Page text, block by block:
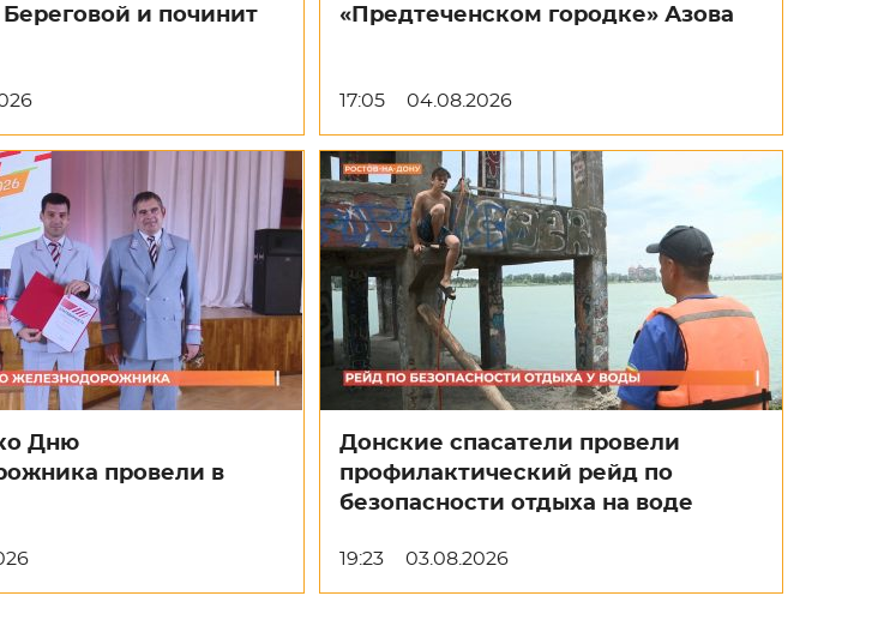
и починит
«Предтеченском городке» Азова
17:05 04.08.2026
Дню
провели в
Донские спасатели провели
профилактический рейд по
безопасности отдыха на воде
19:23 03.08.2026